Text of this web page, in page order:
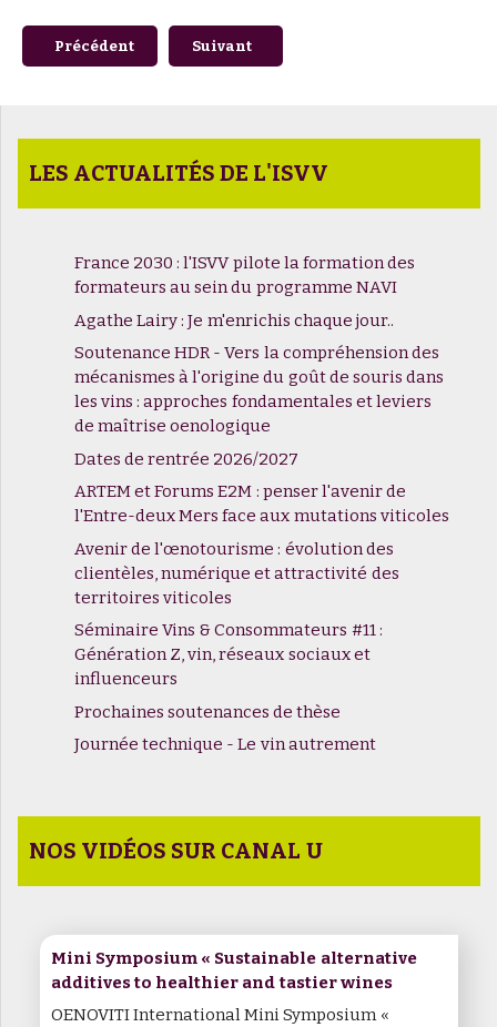
Article précédent : #1 - Les Vendanges du Savoir - Faut-il
Précédent Article suivant : #Millésime 2023 -
Suivant
LES ACTUALITÉS DE L'ISVV
France 2030 : l'ISVV pilote la formation des
formateurs au sein du programme NAVI
Agathe Lairy : Je m'enrichis chaque jour..
Soutenance HDR - Vers la compréhension des
mécanismes à l'origine du goût de souris dans
les vins : approches fondamentales et leviers
de maîtrise oenologique
Dates de rentrée 2026/2027
ARTEM et Forums E2M : penser l'avenir de
l'Entre-deux Mers face aux mutations viticoles
Avenir de l'œnotourisme : évolution des
clientèles, numérique et attractivité des
territoires viticoles
Séminaire Vins & Consommateurs #11 :
Génération Z, vin, réseaux sociaux et
influenceurs
Prochaines soutenances de thèse
Journée technique - Le vin autrement
NOS VIDÉOS SUR CANAL U
Mini Symposium « Sustainable alternative
additives to healthier and tastier wines
OENOVITI International Mini Symposium «